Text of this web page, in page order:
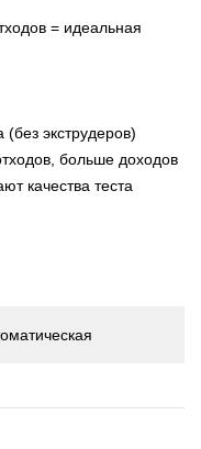
= идеальная
экструдеров)
больше доходов
качества теста